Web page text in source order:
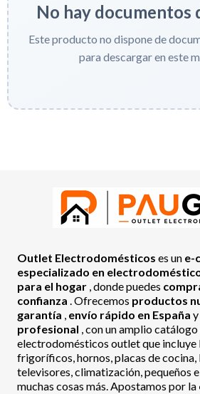
No hay documentos
Este producto no dispone de
para descargar en este
Outlet Electrodomésticos es un e-
especializado en
para el hogar , donde puedes
confianza . Ofrecemos productos
garantía , envío rápido en España y
profesional , con un amplio catálogo
electrodomésticos outlet que incluye
frigoríficos, hornos, placas de cocina,
televisores, climatización, pequeños
muchas cosas más. Apostamos por la